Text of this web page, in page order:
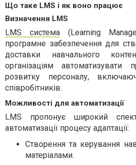
Що таке LMS і як воно працює
Визначення LMS
LMS система(Learning
програмне забезпечення для
доставки навчального
організаціям автоматизувати
розвитку персоналу,
співробітників.
Можливості для автоматизації
LMS пропонує широкий
автоматизації процесу адаптації:
Створення та керування
матеріалами.